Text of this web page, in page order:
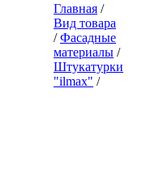
Главная /
Вид товара
/Фасадные
материалы /
Штукатурки
"ilmax" /